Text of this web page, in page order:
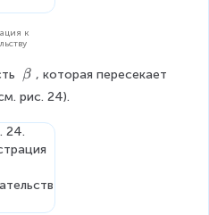
к
\
b
t
a
β , которая пересекает
рис. 24).